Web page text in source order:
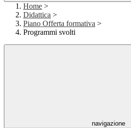
Home >
Didattica >
Piano Offerta formativa >
Programmi svolti
navigazione